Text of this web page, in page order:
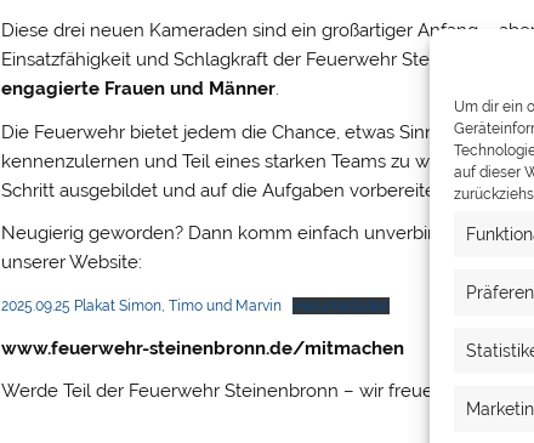
Um dir ein
auf dieser
Diese drei neuen Kameraden sind ein großartiger Anfang –
Einsatzfähigkeit und Schlagkraft der Feuerwehr Steinenbronn
engagierte Frauen und Männer.
Die Feuerwehr bietet jedem die Chance, etwas Sinnvolles für
kennenzulernen und Teil eines starken Teams zu werden.
Schritt ausgebildet und auf die Aufgaben vorbereitet.
Neugierig geworden? Dann komm einfach unverbindlich bei
unserer Website:
2025.09.25 Plakat Simon, Timo und Marvin Herunterladen
www.feuerwehr-steinenbronn.de/mitmachen
Werde Teil der Feuerwehr Steinenbronn – wir freuen uns auf